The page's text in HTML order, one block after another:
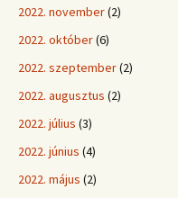
2022. november(2)
2022. október(6)
2022. szeptember(2)
2022. augusztus (2)
2022. július (3)
2022. június (4)
2022. május (2)